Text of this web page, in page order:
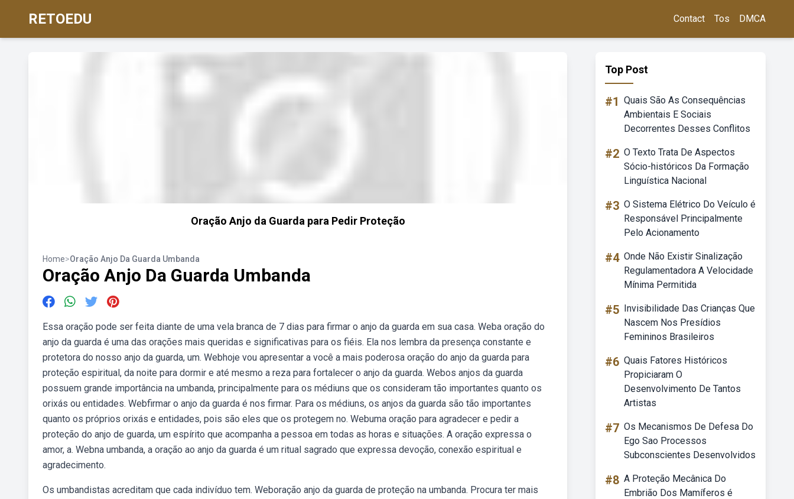
RETOEDU Contact Tos DMCA
Oração Anjo da Guarda para Pedir Proteção
Home>Oração Anjo Da Guarda Umbanda
Oração Anjo Da Guarda Umbanda
Essa oração pode ser feita diante de uma vela branca de 7 dias para firmar o anjo da guarda em sua casa. Weba oração do
anjo da guarda é uma das orações mais queridas e significativas para os fiéis. Ela nos lembra da presença constante e
protetora do nosso anjo da guarda, um. Webhoje vou apresentar a você a mais poderosa oração do anjo da guarda para
proteção espiritual, da noite para dormir e até mesmo a reza para fortalecer o anjo da guarda. Webos anjos da guarda
possuem grande importância na umbanda, principalmente para os médiuns que os consideram tão importantes quanto os
orixás ou entidades. Webfirmar o anjo da guarda é nos firmar. Para os médiuns, os anjos da guarda são tão importantes
quanto os próprios orixás e entidades, pois são eles que os protegem no. Webuma oração para agradecer e pedir a
proteção do anjo de guarda, um espírito que acompanha a pessoa em todas as horas e situações. A oração expressa o
amor, a. Webna umbanda, a oração ao anjo da guarda é um ritual sagrado que expressa devoção, conexão espiritual e
agradecimento.
Os umbandistas acreditam que cada indivíduo tem. Weboração anjo da guarda de proteção na umbanda. Procura ter mais
Top Post
#1 Quais São As Consequências
Ambientais E Sociais
Decorrentes Desses Conflitos
#2 O Texto Trata De Aspectos
Sócio-históricos Da Formação
Linguística Nacional
#3 O Sistema Elétrico Do Veículo é
Responsável Principalmente
Pelo Acionamento
#4 Onde Não Existir Sinalização
Regulamentadora A Velocidade
Mínima Permitida
#5 Invisibilidade Das Crianças Que
Nascem Nos Presídios
Femininos Brasileiros
#6 Quais Fatores Históricos
Propiciaram O
Desenvolvimento De Tantos
Artistas
#7 Os Mecanismos De Defesa Do
Ego Sao Processos
Subconscientes Desenvolvidos
#8 A Proteção Mecânica Do
Embrião Dos Mamíferos é